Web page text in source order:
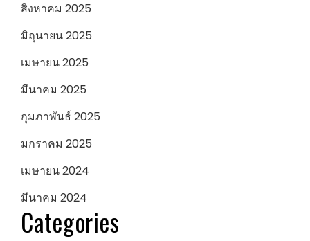
สิงหาคม 2025
มิถุนายน 2025
เมษายน 2025
มีนาคม 2025
กุมภาพันธ์ 2025
มกราคม 2025
เมษายน 2024
มีนาคม 2024
Categories